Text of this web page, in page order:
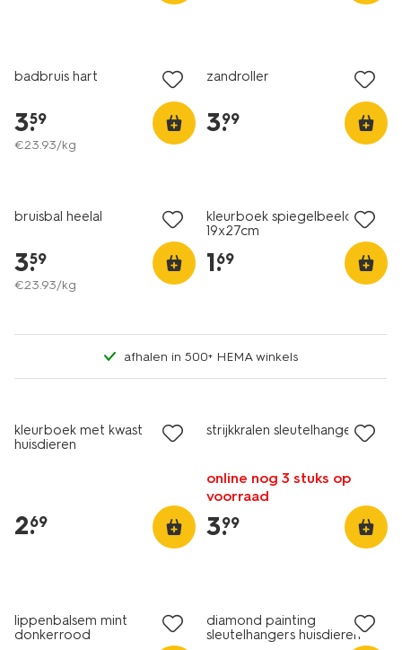
badbruis hart
3.
59
€23.93/kg
zandroller
3.
99
bruisbal heelal
3.
59
€23.93/kg
kleurboek spiegelbeeld
19x27cm
1.
69
afhalen in 500+ HEMA winkels
kleurboek met kwast
huisdieren
2.
69
strijkkralen sleutelhanger
online nog 3 stuks op
voorraad
3.
99
lippenbalsem mint
donkerrood
diamond painting
sleutelhangers huisdieren